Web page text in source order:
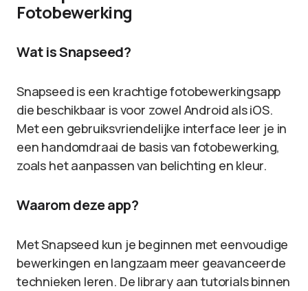
Fotobewerking
Wat is Snapseed?
Snapseed is een krachtige fotobewerkingsapp
die beschikbaar is voor zowel Android als iOS.
Met een gebruiksvriendelijke interface leer je in
een handomdraai de basis van fotobewerking,
zoals het aanpassen van belichting en kleur.
Waarom deze app?
Met Snapseed kun je beginnen met eenvoudige
bewerkingen en langzaam meer geavanceerde
technieken leren. De library aan tutorials binnen